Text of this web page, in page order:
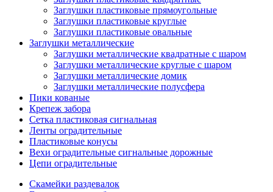
Заглушки пластиковые прямоугольные
Заглушки пластиковые круглые
Заглушки пластиковые овальные
Заглушки металлические
Заглушки металлические квадратные с шаром
Заглушки металлические круглые с шаром
Заглушки металлические домик
Заглушки металлические полусфера
Пики кованые
Крепеж забора
Сетка пластиковая сигнальная
Ленты оградительные
Пластиковые конусы
Вехи оградительные сигнальные дорожные
Цепи оградительные
Скамейки раздевалок